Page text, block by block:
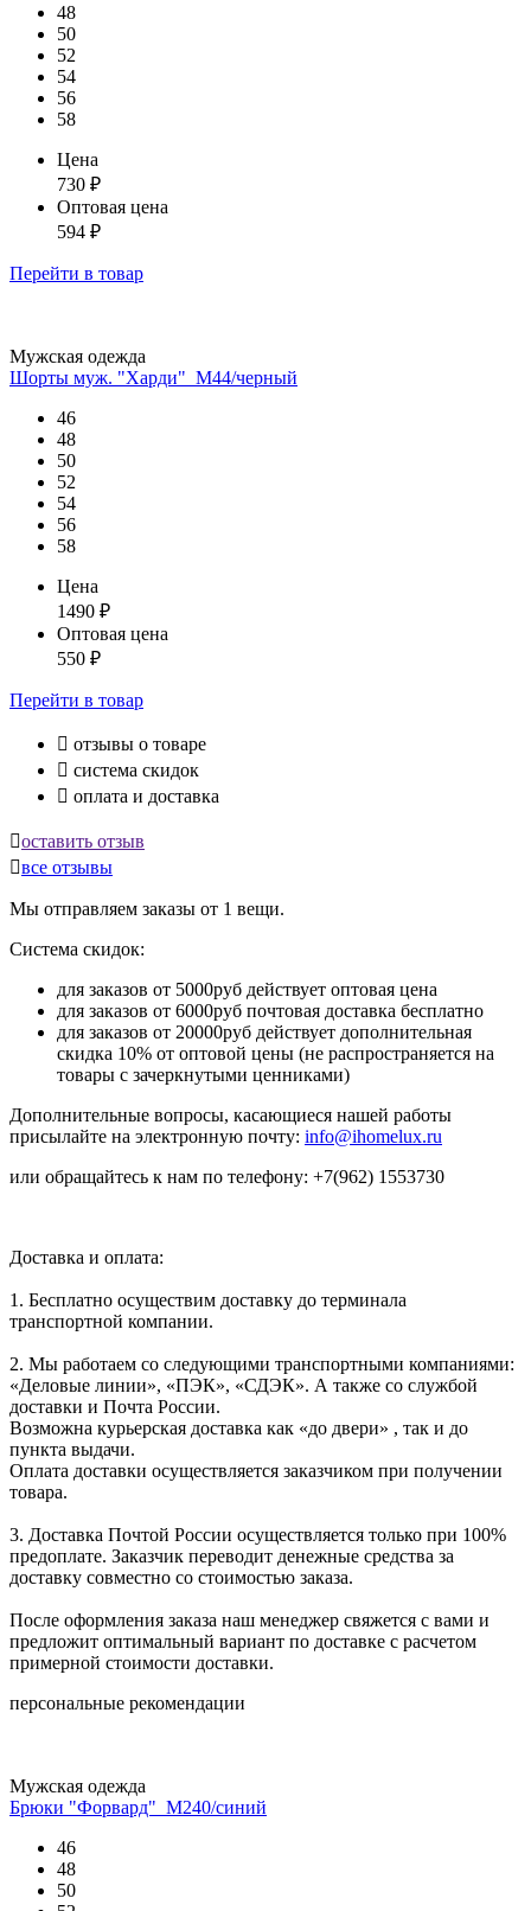
48
50
52
54
56
58
Цена
730 ₽
Оптовая цена
594 ₽
Перейти в товар
Мужская одежда
Шорты муж. "Харди"_М44/черный
46
48
50
52
54
56
58
Цена
1490 ₽
Оптовая цена
550 ₽
Перейти в товар
 отзывы о товаре
 система скидок
 оплата и доставка
оставить отзыв
все отзывы
Мы отправляем заказы от 1 вещи.
Система скидок:
для заказов от 5000руб действует оптовая цена
для заказов от 6000руб почтовая доставка бесплатно
для заказов от 20000руб действует дополнительная
скидка 10% от оптовой цены (не распространяется на
товары с зачеркнутыми ценниками)
Дополнительные вопросы, касающиеся нашей работы
присылайте на электронную почту: info@ihomelux.ru
или обращайтесь к нам по телефону: +7(962) 1553730
Доставка и оплата:
1. Бесплатно осуществим доставку до терминала
транспортной компании.
2. Мы работаем со следующими транспортными компаниями:
«Деловые линии», «ПЭК», «СДЭК». А также со службой
доставки и Почта России.
Возможна курьерская доставка как «до двери» , так и до
пункта выдачи.
Оплата доставки осуществляется заказчиком при получении
товара.
3. Доставка Почтой России осуществляется только при 100%
предоплате. Заказчик переводит денежные средства за
доставку совместно со стоимостью заказа.
После оформления заказа наш менеджер свяжется с вами и
предложит оптимальный вариант по доставке с расчетом
примерной стоимости доставки.
персональные рекомендации
Мужская одежда
Брюки "Форвард"_М240/синий
46
48
50